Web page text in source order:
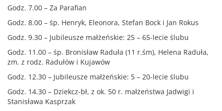
Godz. 7.00 – Za Parafian
Godz. 8.00 – śp. Henryk, Eleonora, Stefan Bock i Jan Rokus
Godz. 9.30 – Jubileusze małżeńskie: 25 – 65-lecie ślubu
Godz. 11.00 – śp. Bronisław Raduła (11 r.śm), Helena Raduła,
zm. z rodz. Radułów i Kujawów
Godz. 12.30 – Jubileusze małżeńskie: 5 – 20-lecie ślubu
Godz. 14.30 – Dziekcz-bł, z ok. 50 r. małżeństwa Jadwigi i
Stanisława Kasprzak